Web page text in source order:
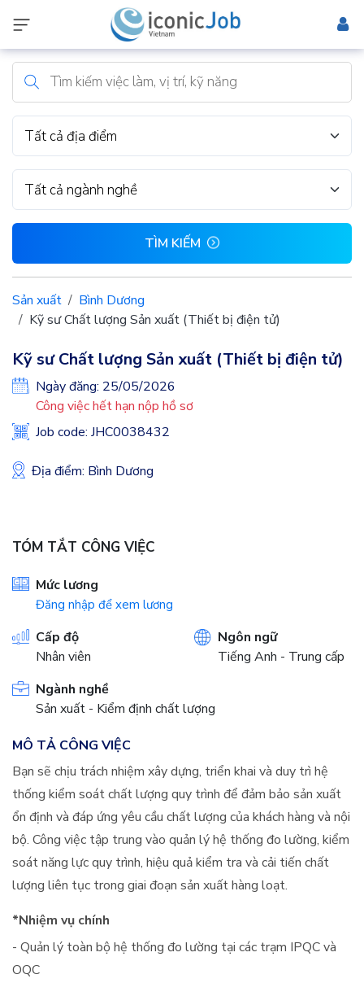
Tất cả địa điểm
Tất cả ngành nghề
TÌM KIẾM
Sản xuất
Bình Dương
Kỹ sư Chất lượng Sản xuất (Thiết bị điện tử)
Kỹ sư Chất lượng Sản xuất (Thiết bị điện tử)
Ngày đăng: 25/05/2026
Công việc hết hạn nộp hồ sơ
Job code: JHC0038432
Địa điểm: Bình Dương
TÓM TẮT CÔNG VIỆC
Mức lương
Đăng nhập để xem lương
Cấp độ
Nhân viên
Ngôn ngữ
Tiếng Anh - Trung cấp
Ngành nghề
Sản xuất - Kiểm định chất lượng
MÔ TẢ CÔNG VIỆC
Bạn sẽ chịu trách nhiệm xây dựng, triển khai và duy trì hệ
thống kiểm soát chất lượng quy trình để đảm bảo sản xuất
ổn định và đáp ứng yêu cầu chất lượng của khách hàng và nội
bộ. Công việc tập trung vào quản lý hệ thống đo lường, kiểm
soát năng lực quy trình, hiệu quả kiểm tra và cải tiến chất
lượng liên tục trong giai đoạn sản xuất hàng loạt.
*Nhiệm vụ chính
- Quản lý toàn bộ hệ thống đo lường tại các trạm IPQC và
OQC